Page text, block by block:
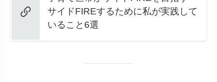
サイドFIREするために私が実践して
いること6選